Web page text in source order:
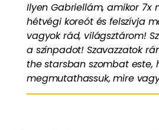
Ilyen Gabriellám, amikor 7x
hétvégi koreót és felszívja
vagyok rád, világsztárom!
a színpadot! Szavazzatok
the starsban szombat este,
megmutathassuk, mire